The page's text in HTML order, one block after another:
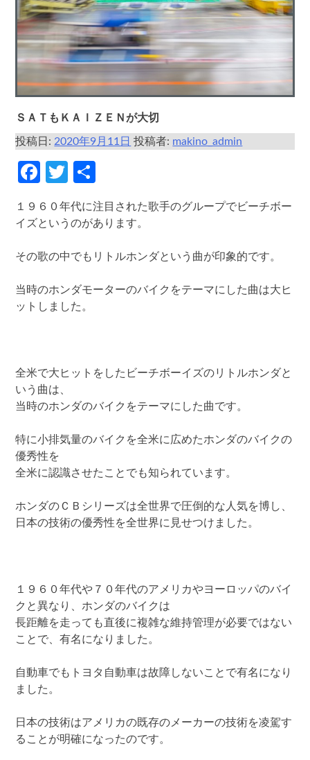
ＳＡＴもＫＡＩＺＥＮが大切
投稿日:2020年9月11日 投稿者: makino_admin
Facebook
Twitter
有
１９６０年代に注目された歌手のグループでビーチボー
イズというのがあります。
その歌の中でもリトルホンダという曲が印象的です。
当時のホンダモーターのバイクをテーマにした曲は大ヒ
ットしました。
全米で大ヒットをしたビーチボーイズのリトルホンダと
いう曲は、
当時のホンダのバイクをテーマにした曲です。
特に小排気量のバイクを全米に広めたホンダのバイクの
優秀性を
全米に認識させたことでも知られています。
ホンダのＣＢシリーズは全世界で圧倒的な人気を博し、
日本の技術の優秀性を全世界に見せつけました。
１９６０年代や７０年代のアメリカやヨーロッパのバイ
クと異なり、ホンダのバイクは
長距離を走っても直後に複雑な維持管理が必要ではない
ことで、有名になりました。
自動車でもトヨタ自動車は故障しないことで有名になり
ました。
日本の技術はアメリカの既存のメーカーの技術を凌駕す
ることが明確になったのです。